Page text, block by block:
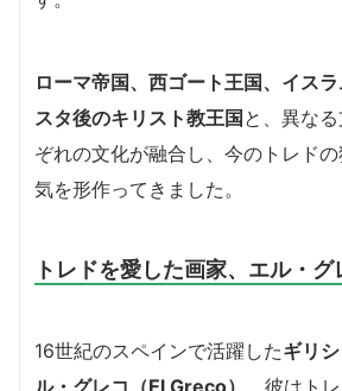
ローマ帝国、西ゴート王国、イス
スタ後のキリスト教王国と、異な
ぞれの文化が融合し、今のトレド
気を形作ってきました。
トレドを愛した画家、エル・グ
16世紀のスペインで活躍したギリ
ル・グレコ（El Greco） 。彼はト